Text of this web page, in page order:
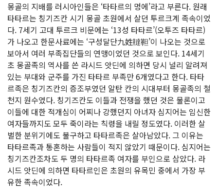
몽골의 지배를 러시아인들은 ‘타타르의 멍에’라고 부른다. 원래
타타르는 칭기즈칸 시기 몽골 초원에서 살던 투르크계 족속이었
다. 7세기 고대 투르크 비문에는 ‘13성 타타르’(오투즈 타타르)
가 나오고 한문사료에는 ‘구성달단九姓韃靼’이 나오는 것으로
보아서 여러 부족집단들의 연맹이었던 것으로 보인다. 14세기
초 몽골족의 역사를 쓴 라시드 앗딘에 의하면 당시 널리 알려져
있는 부대와 군주를 가진 타타르 부족만 6개였다고 한다. 타타
르족은 칭기즈칸의 증조부였던 알탄 칸의 시대부터 몽골족의 철
천지 원수였다. 칭기즈칸도 이들과 전쟁을 했던 것은 물론이고
이들에 대한 적개심이 어찌나 강했던지 아녀자 심지어는 임신한
여자들까지도 모두 죽이라는 칙령을 내릴 정도였다. 이러한 살
벌한 분위기에도 불구하고 타타르족은 살아남았다. 그 이유는
타타르족과 통혼하는 사람들이 적지 않았기 때문이다. 심지어는
칭기즈칸조차도 두 명의 타타르족 여자를 부인으로 삼았다. 라
시드 앗딘에 의하면 타타르인은 초원의 유목민 중에서 가장 부
유한 족속이었다.